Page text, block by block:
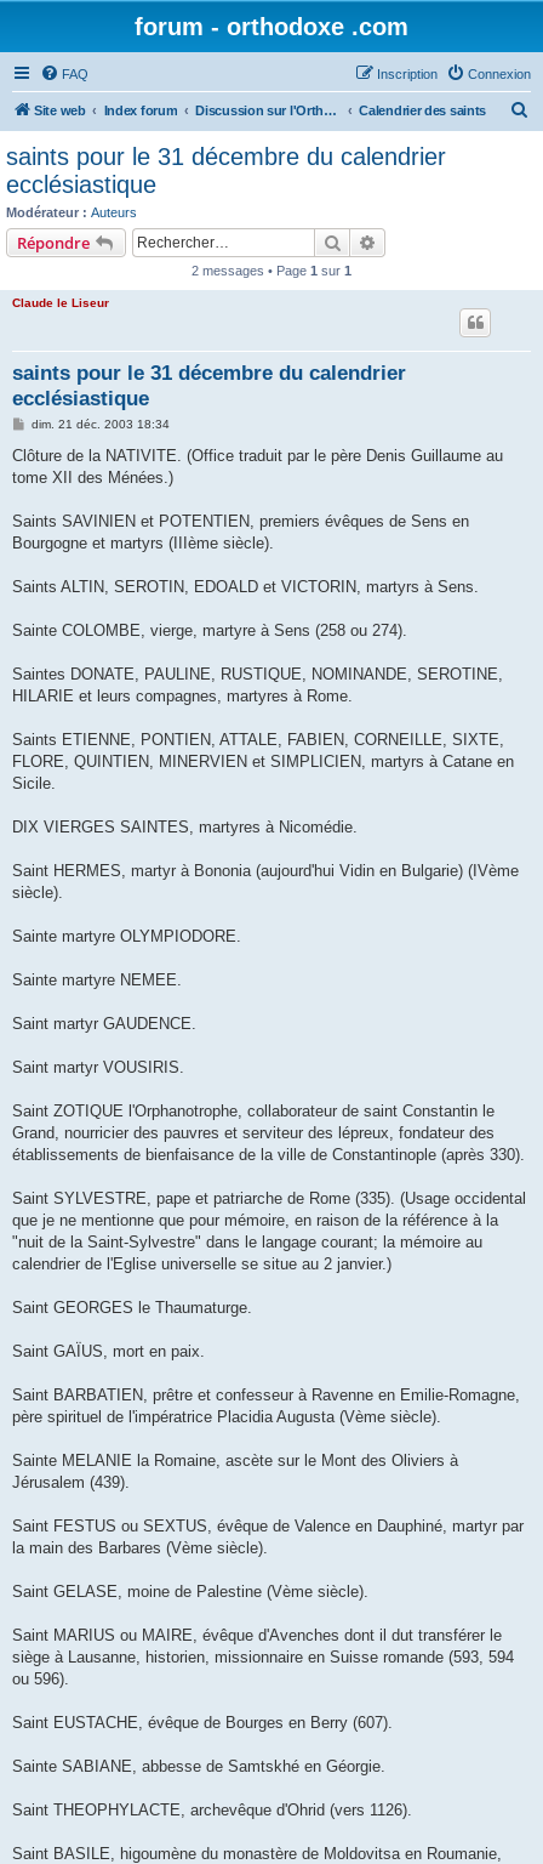
forum - orthodoxe .com
FAQ Connexion
Inscription
Site web Index forum Discussion sur l'Orthodoxie Calendrier des saints
saints pour le 31 décembre du calendrier
ecclésiastique
Modérateur : Auteurs
Répondre Rechercher
2 messages • Page 1 sur 1
Claude le Liseur
saints pour le 31 décembre du calendrier
ecclésiastique
M
s
a
dim. 21 déc. 2003 18:34
Clôture de la NATIVITE. (Office traduit par le père Denis Guillaume au
tome XII des Ménées.)
Saints SAVINIEN et POTENTIEN, premiers évêques de Sens en
Bourgogne et martyrs (IIIème siècle).
Saints ALTIN, SEROTIN, EDOALD et VICTORIN, martyrs à Sens.
Sainte COLOMBE, vierge, martyre à Sens (258 ou 274).
Saintes DONATE, PAULINE, RUSTIQUE, NOMINANDE, SEROTINE,
HILARIE et leurs compagnes, martyres à Rome.
Saints ETIENNE, PONTIEN, ATTALE, FABIEN, CORNEILLE, SIXTE,
FLORE, QUINTIEN, MINERVIEN et SIMPLICIEN, martyrs à Catane en
Sicile.
DIX VIERGES SAINTES, martyres à Nicomédie.
Saint HERMES, martyr à Bononia (aujourd'hui Vidin en Bulgarie) (IVème
siècle).
Sainte martyre OLYMPIODORE.
Sainte martyre NEMEE.
Saint martyr GAUDENCE.
Saint martyr VOUSIRIS.
Saint ZOTIQUE l'Orphanotrophe, collaborateur de saint Constantin le
Grand, nourricier des pauvres et serviteur des lépreux, fondateur des
établissements de bienfaisance de la ville de Constantinople (après 330).
Saint SYLVESTRE, pape et patriarche de Rome (335). (Usage occidental
que je ne mentionne que pour mémoire, en raison de la référence à la
"nuit de la Saint-Sylvestre" dans le langage courant; la mémoire au
calendrier de l'Eglise universelle se situe au 2 janvier.)
Saint GEORGES le Thaumaturge.
Saint GAÏUS, mort en paix.
Saint BARBATIEN, prêtre et confesseur à Ravenne en Emilie-Romagne,
père spirituel de l'impératrice Placidia Augusta (Vème siècle).
Sainte MELANIE la Romaine, ascète sur le Mont des Oliviers à
Jérusalem (439).
Saint FESTUS ou SEXTUS, évêque de Valence en Dauphiné, martyr par
la main des Barbares (Vème siècle).
Saint GELASE, moine de Palestine (Vème siècle).
Saint MARIUS ou MAIRE, évêque d'Avenches dont il dut transférer le
siège à Lausanne, historien, missionnaire en Suisse romande (593, 594
ou 596).
Saint EUSTACHE, évêque de Bourges en Berry (607).
Sainte SABIANE, abbesse de Samtskhé en Géorgie.
Saint THEOPHYLACTE, archevêque d'Ohrid (vers 1126).
Saint BASILE, higoumène du monastère de Moldovitsa en Roumanie,